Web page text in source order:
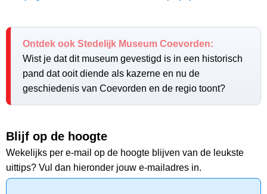
Ontdek ook Stedelijk Museum Coevorden:
Wist je dat dit museum gevestigd is in een historisch
pand dat ooit diende als kazerne en nu de
geschiedenis van Coevorden en de regio toont?
Blijf op de hoogte
Wekelijks per e-mail op de hoogte blijven van de leukste
uittips? Vul dan hieronder jouw e-mailadres in.